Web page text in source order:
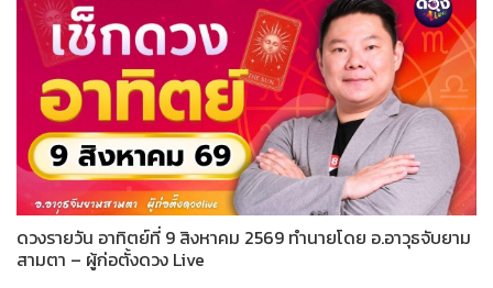
ดวงรายวัน อาทิตย์ที่ 9 สิงหาคม 2569 ทำนายโดย อ.อาวุธจับยาม
สามตา – ผู้ก่อตั้งดวง Live